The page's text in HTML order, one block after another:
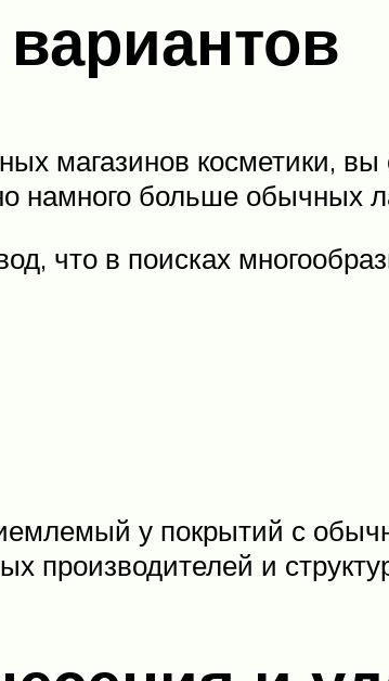
магазинов косметики,
намного больше обычных
что в поисках
у покрытий с
производителей и